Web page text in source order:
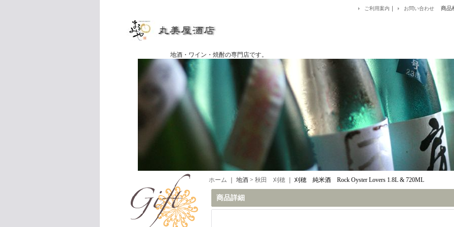
地酒・ワイン・焼酎の専門店です。
ご利用案内 ｜ お問い合わせ 商品
ホーム ｜ 地酒 > 秋田 刈穂 刈穂 純米酒 Rock Oyster Lovers 1.8L & 720ML
商品詳細